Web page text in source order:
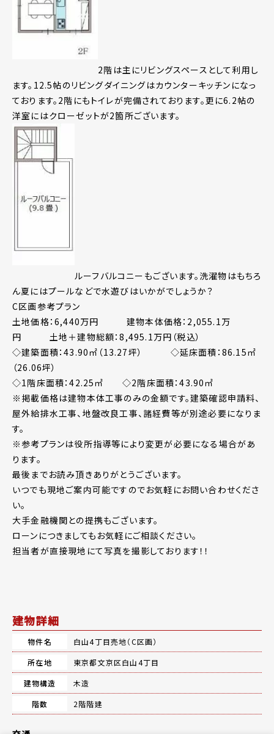
2階は主にリビングスペースとして利用し
ます。12.5帖のリビングダイニングはカウンターキッチンになっ
ております。2階にもトイレが完備されております。更に6.2帖の
洋室にはクローゼットが2箇所ございます。
ルーフバルコニーもございます。洗濯物はもちろ
ん夏にはプールなどで水遊びはいかがでしょうか？
C区画参考プラン
土地価格：6,440万円 建物本体価格：2,055.1万
円 土地＋建物総額：8,495.1万円（税込）
◇建築面積：43.90㎡（13.27坪） ◇延床面積：86.15㎡
（26.06坪）
◇1階床面積：42.25㎡ ◇2階床面積：43.90㎡
※掲載価格は建物本体工事のみの金額です。建築確認申請料、
屋外給排水工事、地盤改良工事、諸経費等が別途必要になりま
す。
※参考プランは役所指導等により変更が必要になる場合があ
ります。
最後までお読み頂きありがとうございます。
いつでも現地ご案内可能ですのでお気軽にお問い合わせくださ
い。
大手金融機関との提携もございます。
ローンにつきましてもお気軽にご相談ください。
担当者が直接現地にて写真を撮影しております！！
建物詳細
物件名
白山4丁目売地（C区画）
所在地
東京都文京区白山4丁目
建物構造
木造
階数
2階階建